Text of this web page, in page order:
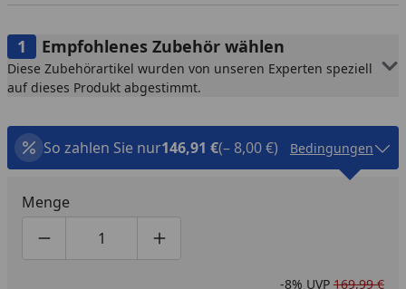
Empfohlenes Zubehör wählen
Diese Zubehörartikel wurden von unseren Experten speziell
auf dieses Produkt abgestimmt.
So zahlen Sie nur146,91 €(– 8,00 €) Bedingungen
Menge
Produktmenge um eins verringern
Produktmenge manuell eingeben
Produktmenge um eins erhöhen
-8% UVP 169,99 €